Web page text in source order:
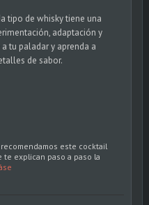
tipo de whisky tiene una
adaptación y
tu paladar y aprenda a
de sabor.
este cocktail
te explican paso a paso la